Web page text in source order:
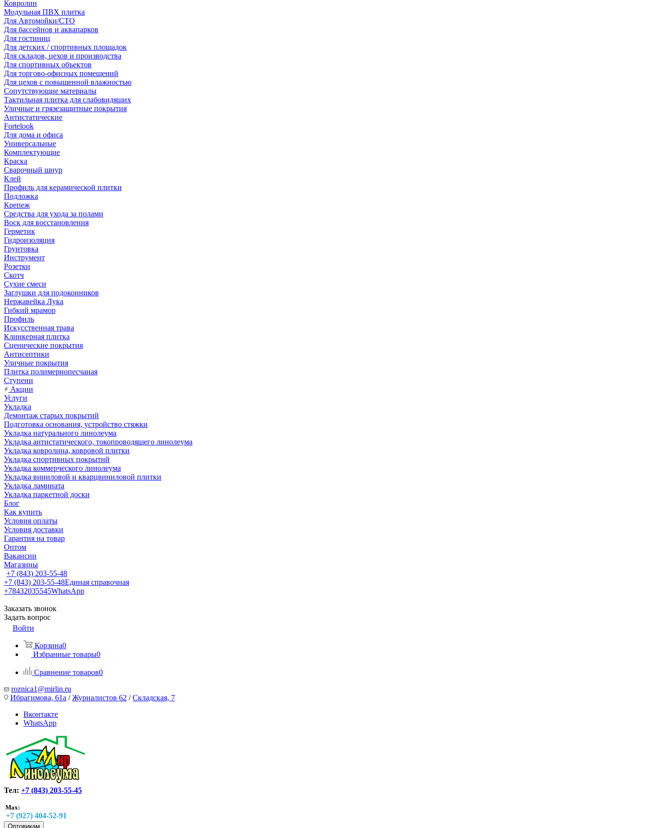
Ковролин
Модульная ПВХ плитка
Для Автомойки/СТО
Для бассейнов и аквапарков
Для гостиниц
Для детских / спортивных площадок
Для складов, цехов и производства
Для спортивных объектов
Для торгово-офисных помещений
Для цехов с повышенной влажностью
Сопутствующие материалы
Тактильная плитка для слабовидящих
Уличные и грязезащитные покрытия
Антистатические
Fortelook
Для дома и офиса
Универсальные
Комплектующие
Краска
Сварочный шнур
Клей
Профиль для керамической плитки
Подложка
Крепеж
Средства для ухода за полами
Воск для восстановления
Герметик
Гидроизоляция
Грунтовка
Инструмент
Розетки
Скотч
Сухие смеси
Заглушки для подоконников
Нержавейка Лука
Гибкий мрамор
Профиль
Искусственная трава
Клинкерная плитка
Сценические покрытия
Антисептики
Уличные покрытия
Плитка полимернопесчаная
Ступени
Акции
Услуги
Укладка
Демонтаж старых покрытий
Подготовка основания, устройство стяжки
Укладка натурального линолеума
Укладка антистатического, токопроводящего линолеума
Укладка ковролина, ковровой плитки
Укладка спортивных покрытий
Укладка коммерческого линолеума
Укладка виниловой и кварцвиниловой плитки
Укладка ламината
Укладка паркетной доски
Блог
Как купить
Условия оплаты
Условия доставки
Гарантия на товар
Оптом
Вакансии
Магазины
+7 (843) 203-55-48
+7 (843) 203-55-48Единая справочная
+78432035545WhatsApp
Заказать звонок
Задать вопрос
Войти
Корзина0
Избранные товары0
Сравнение товаров0
roznica1@mirlin.ru
Ибрагимова, 61а /Журналистов 62 /Складская, 7
Вконтакте
WhatsApp
Тел: +7 (843) 203-55-45
Max:
+7 (927) 404-52-91
Оптовикам